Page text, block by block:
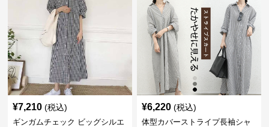
¥7,210 (税込)
ギンガムチェック ビッグシルエ
¥6,220 (税込)
体型カバーストライプ長袖シャ